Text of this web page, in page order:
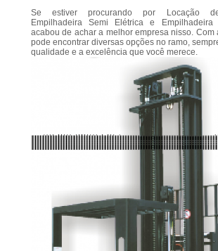
Se estiver procurando por Locação de
Empilhadeira Semi Elétrica e Empilhadeira
acabou de achar a melhor empresa nisso. Com
pode encontrar diversas opções no ramo,
qualidade e a excelência que você merece.